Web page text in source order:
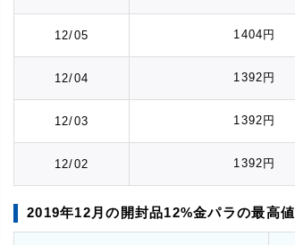
12/05 1404円
12/04 1392円
12/03 1392円
12/02 1392円
2019年12月の開封品12%金パラの最高値